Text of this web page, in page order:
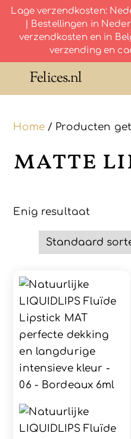
Lage verzendkosten:
| Bestellingen in
verzendkosten en in
verzending en
Felices.nl
Home/ Producten
matte
Enig resultaat